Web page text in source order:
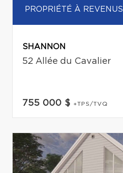
PROPRIÉTÉ À REVENUS
SHANNON
52 Allée du Cavalier
755 000 $ +TPS/TVQ